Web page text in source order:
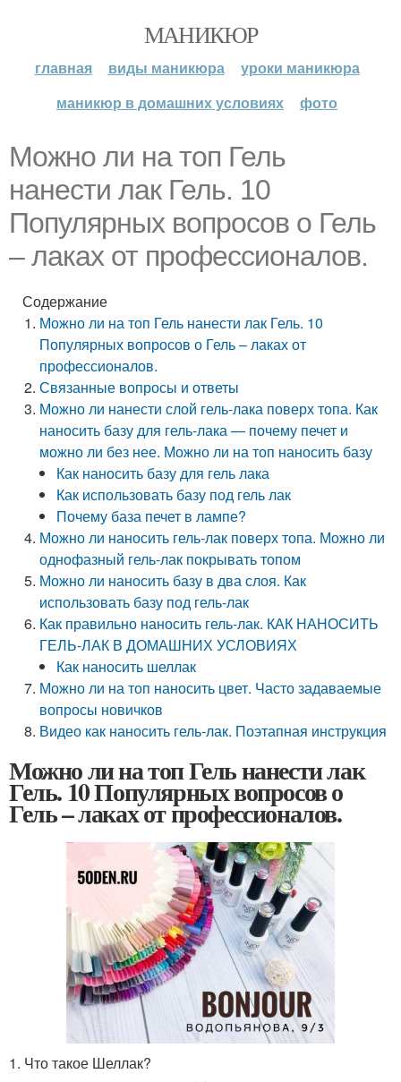
МАНИКЮР
главная виды маникюра
уроки маникюра
маникюр в домашних условиях
фото
Можно ли на топ Гель
нанести лак Гель. 10
Популярных вопросов о Гель
– лаках от профессионалов.
Содержание
Можно ли на топ Гель нанести лак Гель. 10
Популярных вопросов о Гель – лаках от
профессионалов.
Связанные вопросы и ответы
Можно ли нанести слой гель-лака поверх топа. Как
наносить базу для гель-лака — почему печет и
можно ли без нее. Можно ли на топ наносить базу
Как наносить базу для гель лака
Как использовать базу под гель лак
Почему база печет в лампе?
Можно ли наносить гель-лак поверх топа. Можно ли
однофазный гель-лак покрывать топом
Можно ли наносить базу в два слоя. Как
использовать базу под гель-лак
Как правильно наносить гель-лак. КАК НАНОСИТЬ
ГЕЛЬ-ЛАК В ДОМАШНИХ УСЛОВИЯХ
Как наносить шеллак
Можно ли на топ наносить цвет. Часто задаваемые
вопросы новичков
Видео как наносить гель-лак. Поэтапная инструкция
Можно ли на топ Гель нанести лак
Гель. 10 Популярных вопросов о
Гель – лаках от профессионалов.
1. Что такое Шеллак?